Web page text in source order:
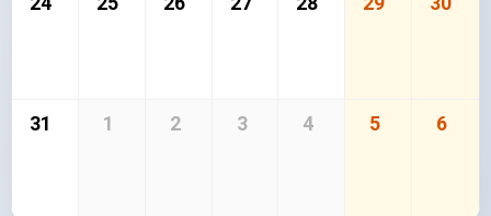
31 1 2 3 4 5 6